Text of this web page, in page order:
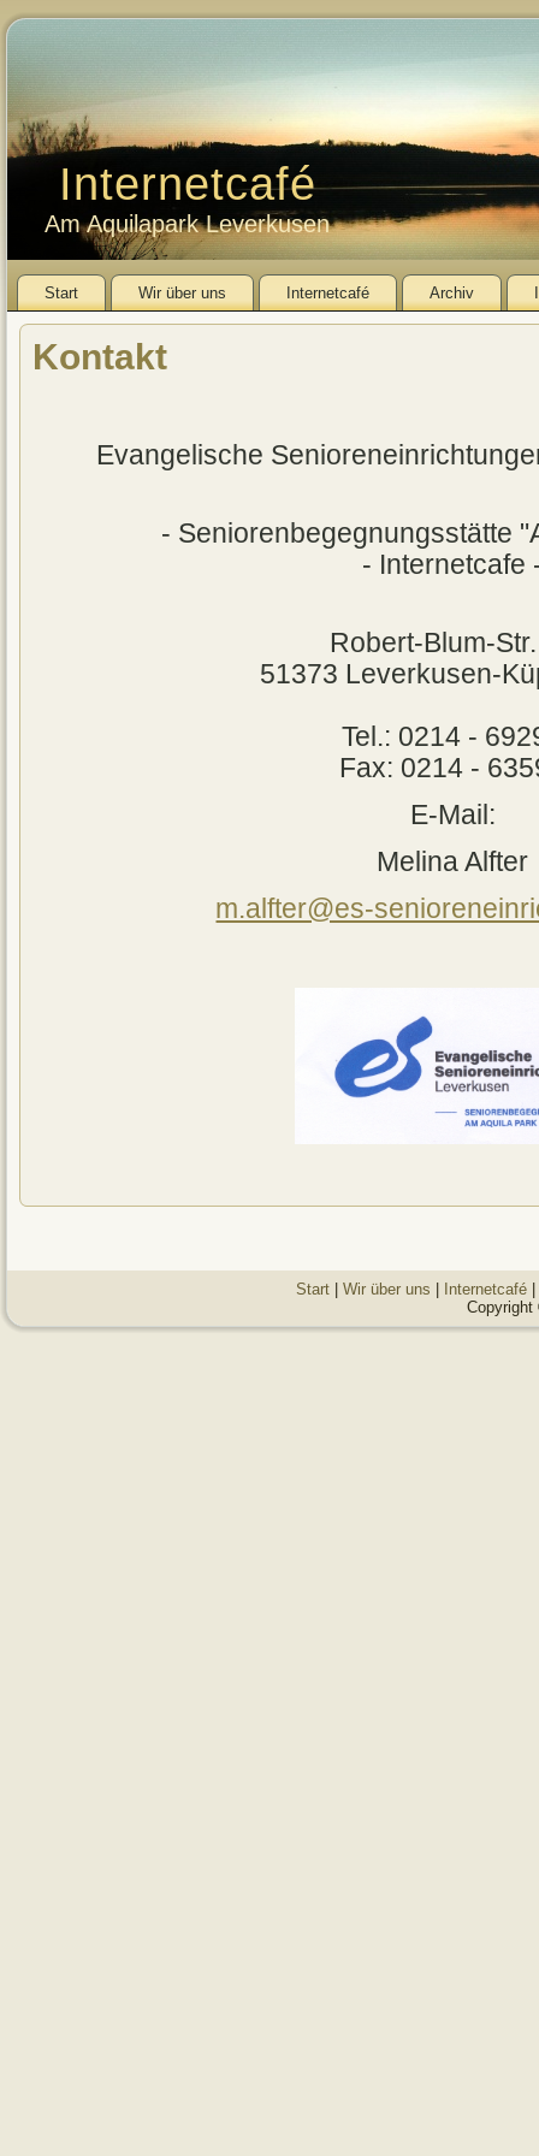
Internetcafé
Am Aquilapark Leverkusen
Start Wir über uns Internetcafé Archiv
Kontakt
Evangelische
- Seniorenbegegnungsstätte
- Internetcafe
Robert-Blum-
51373 Leverkusen-
Tel.: 0214 -
Fax: 0214 -
E-Mail:
Melina Alfter
m.alfter@es-
Start Wir über uns Internetcafé